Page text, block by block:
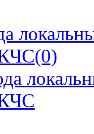
(0)